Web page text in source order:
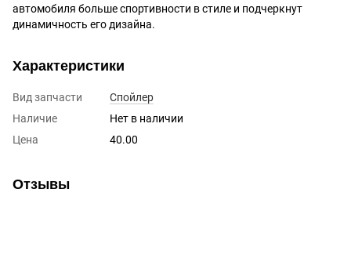
автомобиля больше спортивности в стиле и подчеркнут
динамичность его дизайна.
Характеристики
Вид запчасти
Спойлер
Наличие
Нет в наличии
Цена
40.00
Отзывы